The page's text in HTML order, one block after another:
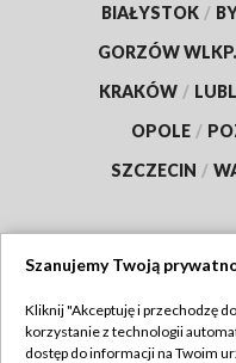
BIAŁYSTOK /
GORZÓW WLKP.
KRAKÓW /
OPOLE /
SZCZECIN /
Szanujemy Twoją
Kliknij "Akceptuję i przechodzę
korzystanie z technologii
dostęp do informacji na Twoim